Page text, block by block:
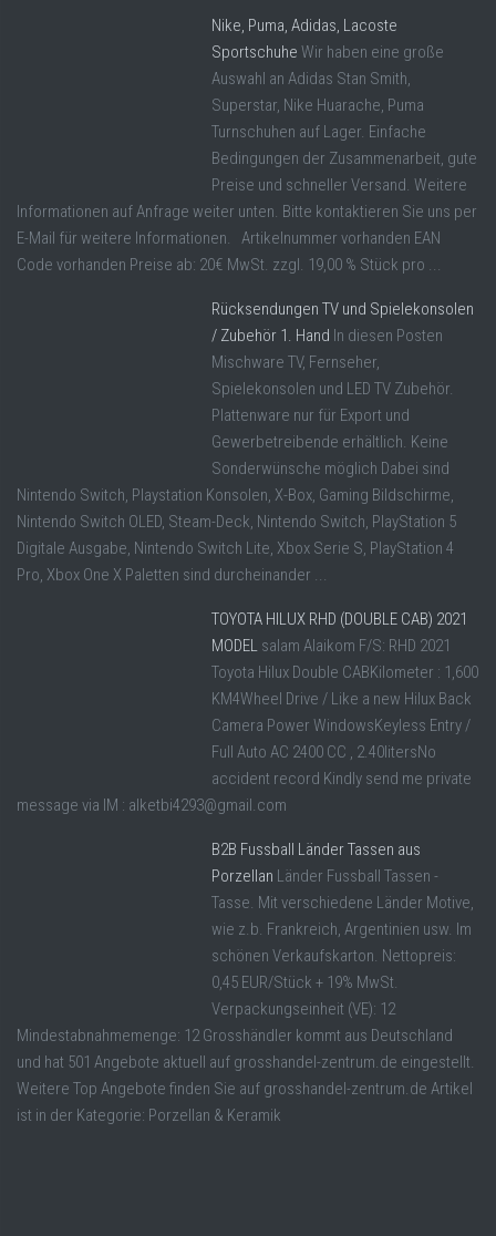
Nike, Puma, Adidas, Lacoste
Sportschuhe Wir haben eine große
Auswahl an Adidas Stan Smith,
Superstar, Nike Huarache, Puma
Turnschuhen auf Lager. Einfache
Bedingungen der Zusammenarbeit, gute
Preise und schneller Versand. Weitere
Informationen auf Anfrage weiter unten. Bitte kontaktieren Sie uns per
E-Mail für weitere Informationen. Artikelnummer vorhanden EAN
Code vorhanden Preise ab: 20€ MwSt. zzgl. 19,00 % Stück pro ...
Rücksendungen TV und Spielekonsolen
/ Zubehör 1. Hand In diesen Posten
Mischware TV, Fernseher,
Spielekonsolen und LED TV Zubehör.
Plattenware nur für Export und
Gewerbetreibende erhältlich. Keine
Sonderwünsche möglich Dabei sind
Nintendo Switch, Playstation Konsolen, X-Box, Gaming Bildschirme,
Nintendo Switch OLED, Steam-Deck, Nintendo Switch, PlayStation 5
Digitale Ausgabe, Nintendo Switch Lite, Xbox Serie S, PlayStation 4
Pro, Xbox One X Paletten sind durcheinander ...
TOYOTA HILUX RHD (DOUBLE CAB) 2021
MODEL salam Alaikom F/S: RHD 2021
Toyota Hilux Double CABKilometer : 1,600
KM4Wheel Drive / Like a new Hilux Back
Camera Power WindowsKeyless Entry /
Full Auto AC 2400 CC , 2.40litersNo
accident record Kindly send me private
message via IM : alketbi4293@gmail.com
B2B Fussball Länder Tassen aus
Porzellan Länder Fussball Tassen -
Tasse. Mit verschiedene Länder Motive,
wie z.b. Frankreich, Argentinien usw. Im
schönen Verkaufskarton. Nettopreis:
0,45 EUR/Stück + 19% MwSt.
Verpackungseinheit (VE): 12
Mindestabnahmemenge: 12 Grosshändler kommt aus Deutschland
und hat 501 Angebote aktuell auf grosshandel-zentrum.de eingestellt.
Weitere Top Angebote finden Sie auf grosshandel-zentrum.de Artikel
ist in der Kategorie: Porzellan & Keramik